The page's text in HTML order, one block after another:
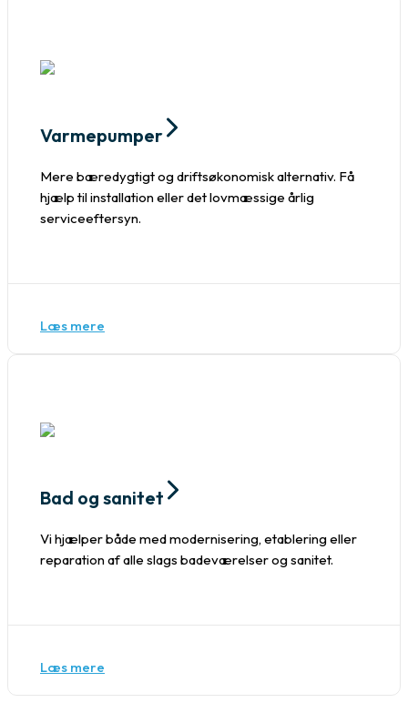
Varmepumper
Mere bæredygtigt og driftsøkonomisk alternativ. Få
hjælp til installation eller det lovmæssige årlig
serviceeftersyn.
Læs mere
Bad og sanitet
Vi hjælper både med modernisering, etablering eller
reparation af alle slags badeværelser og sanitet.
Læs mere